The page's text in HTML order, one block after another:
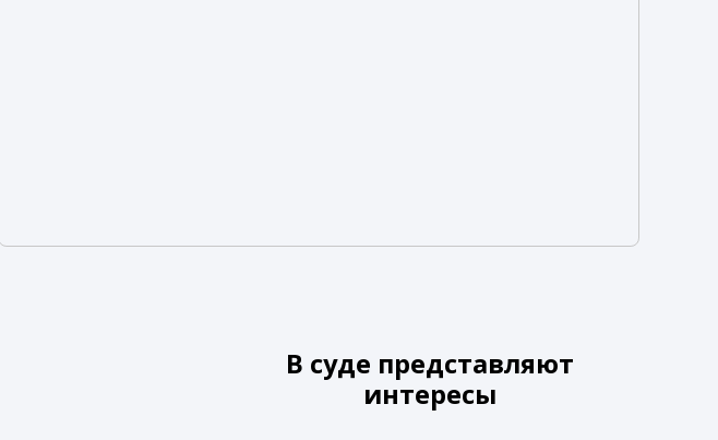
В суде представляют
интересы